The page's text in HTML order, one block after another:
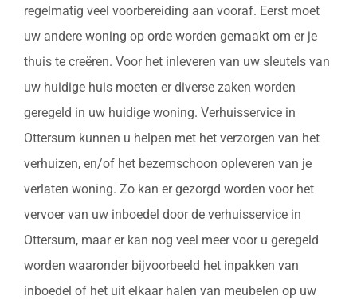
regelmatig veel voorbereiding aan vooraf. Eerst moet
uw andere woning op orde worden gemaakt om er je
thuis te creëren. Voor het inleveren van uw sleutels van
uw huidige huis moeten er diverse zaken worden
geregeld in uw huidige woning. Verhuisservice in
Ottersum kunnen u helpen met het verzorgen van het
verhuizen, en/of het bezemschoon opleveren van je
verlaten woning. Zo kan er gezorgd worden voor het
vervoer van uw inboedel door de verhuisservice in
Ottersum, maar er kan nog veel meer voor u geregeld
worden waaronder bijvoorbeeld het inpakken van
inboedel of het uit elkaar halen van meubelen op uw